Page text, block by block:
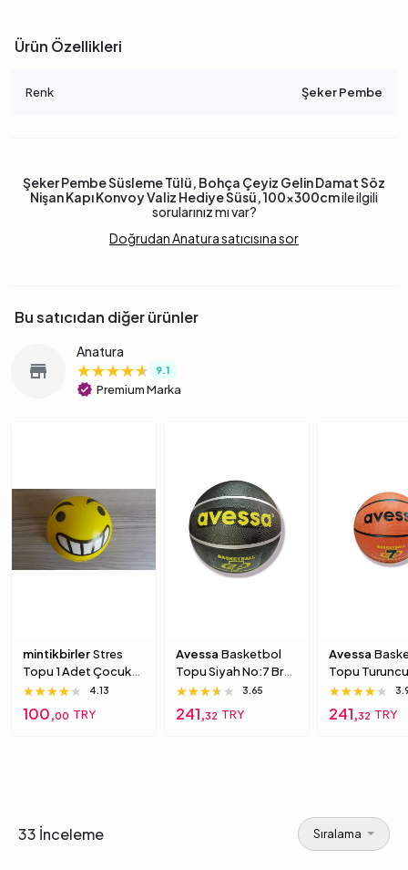
Ürün Özellikleri
Renk Şeker Pembe
Şeker Pembe Süsleme Tülü, Bohça Çeyiz Gelin Damat Söz
Nişan Kapı Konvoy Valiz Hediye Süsü, 100x300cmile ilgili
sorularınız mı var?
Doğrudan Anatura satıcısına sor
Bu satıcıdan diğer ürünler
store
Anatura
★★★★★
★★★★★
★★★★★ 9.1
verified Premium Marka
mintikbirlerStres
Topu 1 Adet Çocuk
Için Yumuşak
Süngerimsi Içi Dolu
Top 6 Numara
★★★★★
★★★★★
★★★★★ 4.13
100,00 TRY
Avessa Basketbol
Topu Siyah No:7 Brc-
7 7 Numara
★★★★★
★★★★★
★★★★★ 3.65
241,32 TRY
Avessa
Topu
Brc-7 5
★★★★★
★★★★★
★★★★★
241,32 TRY
33 İnceleme Sıralama